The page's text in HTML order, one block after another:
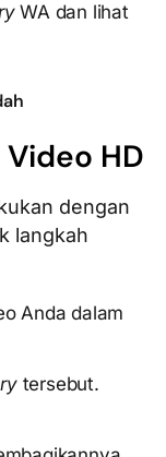
WA dan lihat
HD
dengan
langkah
Anda dalam
tersebut.